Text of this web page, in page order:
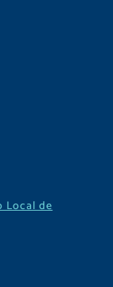
Local de